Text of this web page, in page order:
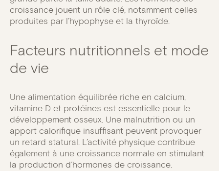
croissance jouent un rôle clé, notamment celles
produites par l’hypophyse et la thyroïde.
Facteurs nutritionnels et mode
de vie
Une alimentation équilibrée riche en calcium,
vitamine D et protéines est essentielle pour le
développement osseux. Une malnutrition ou un
apport calorifique insuffisant peuvent provoquer
un retard statural. L’activité physique contribue
également à une croissance normale en stimulant
la production d’hormones de croissance.